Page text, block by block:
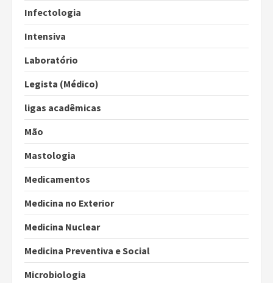
Infectologia
Intensiva
Laboratório
Legista (Médico)
ligas acadêmicas
Mão
Mastologia
Medicamentos
Medicina no Exterior
Medicina Nuclear
Medicina Preventiva e Social
Microbiologia